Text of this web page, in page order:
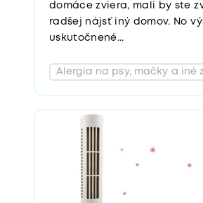
domáce zviera, mali by ste
radšej nájsť iný domov. No
uskutočnené...
Alergia na psy, mačky a iné